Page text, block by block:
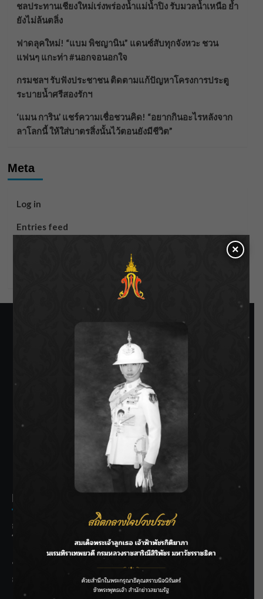
ชลประทานเชียงใหม่เร่งพร่องน้ำแม่น้ำปิง รับมวลน้ำเหนือ ย้ำ
ยังไม่ล้นตลิ่ง
ฟาดลุคใหม่! “แบม พิชญานิน” แดนซ์สับทุกจังหวะ ชวน
แฟนๆ แกะท่า #นอกจอนอกใจ
กรมชลฯ รับฟังประชาชน ติดตามแก้ปัญหาโครงการประตู
ระบายน้ำศรีสองรักฯ
‘แมน การิน’ แชร์ความเชื่อชวนคิด! “อยากกินอะไรหลังจาก
ลาโลกนี้ ให้ใส่บาตรสิ่งนั้นไว้ตอนยังมีชีวิต”
Meta
Log in
Entries feed
SIAMRATH VARIETY
THE BEST ENTERTAINMENT
Recent Posts
กรมประมงฟื้น “บ้านธารทอง” จากป่าเสื่อมโทรม สู่แหล่ง
โปรตีนยั่งยืนตามพระราชดำริ
“MARQUISE (มาร์คีส์) บุกตลาดโกลบอลต่อเนื่อง ส่งซิงเกิลที่
สอง “IRONIC” เปลี่ยนความเจ็บให้กลายเป็นการเอาคืน”
×